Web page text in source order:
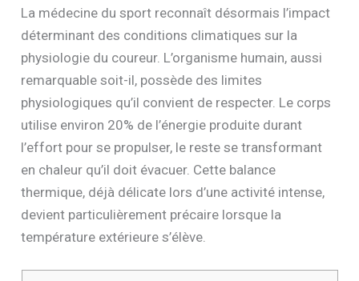
La médecine du sport reconnaît désormais l’impact
déterminant des conditions climatiques sur la
physiologie du coureur. L’organisme humain, aussi
remarquable soit-il, possède des limites
physiologiques qu’il convient de respecter. Le corps
utilise environ 20% de l’énergie produite durant
l’effort pour se propulser, le reste se transformant
en chaleur qu’il doit évacuer. Cette balance
thermique, déjà délicate lors d’une activité intense,
devient particulièrement précaire lorsque la
température extérieure s’élève.